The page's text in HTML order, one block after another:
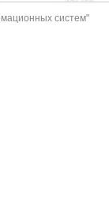
систем"